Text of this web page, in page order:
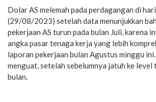
Dolar AS melemah pada perdagangan di
(29/08/2023) setelah data menunjukkan
pekerjaan AS turun pada bulan Juli, karena
angka pasar tenaga kerja yang lebih
laporan pekerjaan bulan Agustus minggu
menguat, setelah sebelumnya jatuh ke level
bulan.